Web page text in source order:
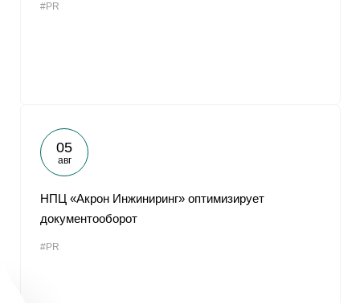
#PR
05
авг
НПЦ «Акрон Инжиниринг» оптимизирует
документооборот
#PR